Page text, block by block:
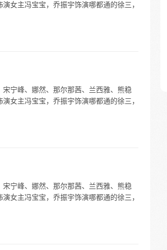
女主冯宝宝，乔振宇饰演哪都通的徐三，
宁峰、娜然、那尔那茜、兰西雅、熊稳
女主冯宝宝，乔振宇饰演哪都通的徐三，
宁峰、娜然、那尔那茜、兰西雅、熊稳
女主冯宝宝，乔振宇饰演哪都通的徐三，